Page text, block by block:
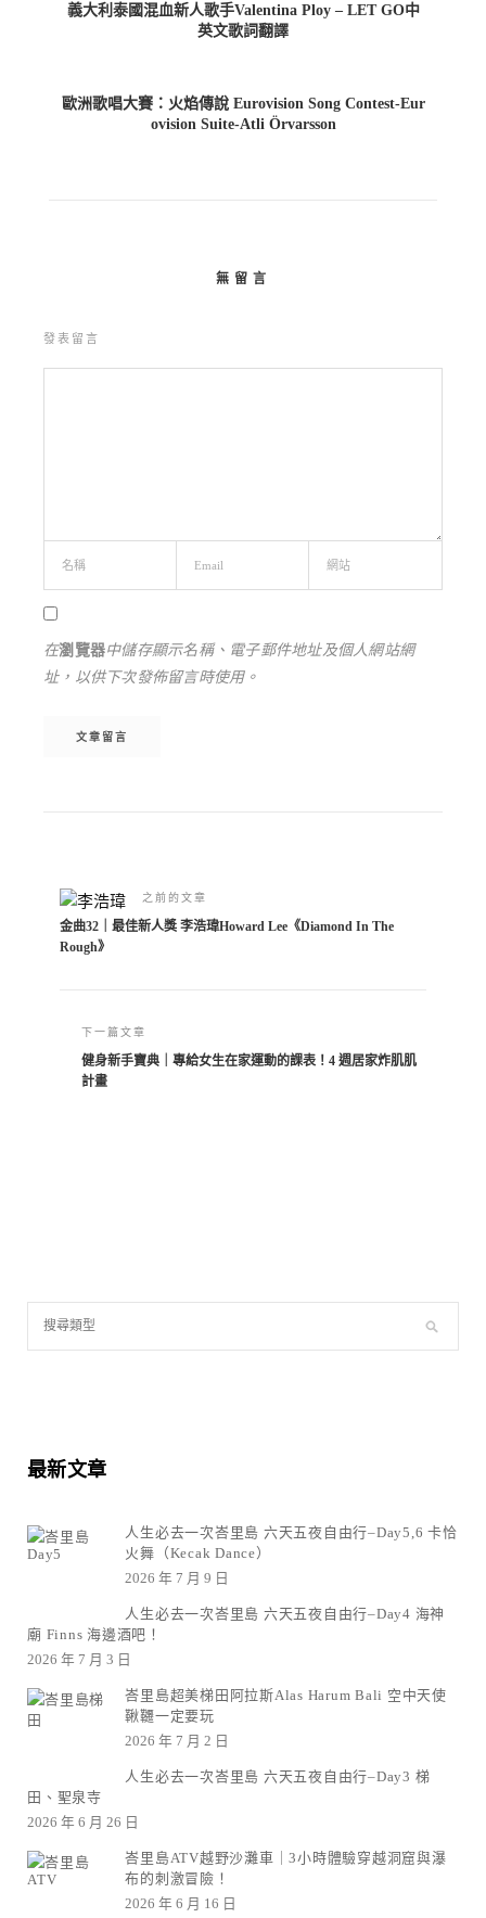
義大利泰國混血新人歌手Valentina Ploy – LET GO中
英文歌詞翻譯
歐洲歌唱大賽：火焰傳說 Eurovision Song Contest-Eur
ovision Suite-Atli Örvarsson
無留言
發表留言
在瀏覽器中儲存顯示名稱、電子郵件地址及個人網站網
址，以供下次發佈留言時使用。
之前的文章
金曲32｜最佳新人獎 李浩瑋Howard Lee《Diamond In The
Rough》
下一篇文章
健身新手寶典｜專給女生在家運動的課表！4 週居家炸肌肌
計畫
最新文章
人生必去一次峇里島 六天五夜自由行–Day5,6 卡恰
火舞（Kecak Dance）
2026 年 7 月 9 日
人生必去一次峇里島 六天五夜自由行–Day4 海神
廟 Finns 海邊酒吧！
2026 年 7 月 3 日
峇里島超美梯田阿拉斯Alas Harum Bali 空中天使
鞦韆一定要玩
2026 年 7 月 2 日
人生必去一次峇里島 六天五夜自由行–Day3 梯
田、聖泉寺
2026 年 6 月 26 日
峇里島ATV越野沙灘車｜3小時體驗穿越洞窟與瀑
布的刺激冒險！
2026 年 6 月 16 日